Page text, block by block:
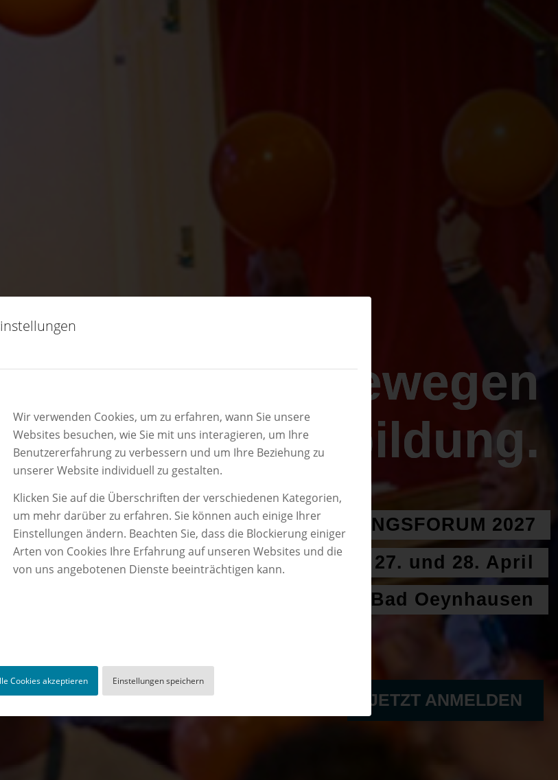
Wir verwenden Cookies, um zu erfahren, wann Sie unsere
Websites besuchen, wie Sie mit uns interagieren, um Ihre
Benutzererfahrung zu verbessern und um Ihre Beziehung zu
unserer Website individuell zu gestalten.
Klicken Sie auf die Überschriften der verschiedenen Kategorien,
um mehr darüber zu erfahren. Sie können auch einige Ihrer
Einstellungen ändern. Beachten Sie, dass die Blockierung einiger
Arten von Cookies Ihre Erfahrung auf unseren Websites und die
von uns angebotenen Dienste beeinträchtigen kann.
Cookies akzeptieren Einstellungen speichern
DEUTSCHES AUSBILDUNGSFORUM 2027
27. und 28. April
Kaiserpalais Bad Oeynhausen
JETZT ANMELDEN
Wir bewegen
Ausbildung.